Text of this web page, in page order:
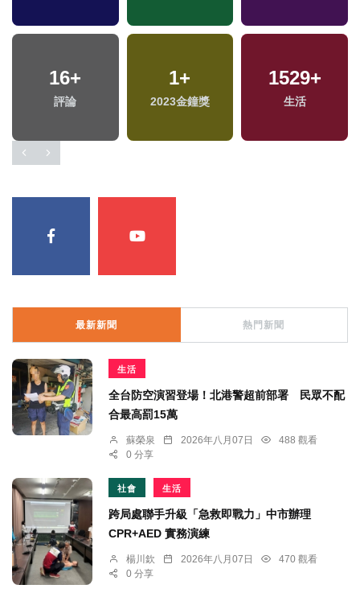
324+
熱門
384
旅遊
35+
兩岸道教文化交流專
最新新聞 熱門新聞
生活
全台防空演習登場！北港警超前部署 民眾不配
合最高罰15萬
蘇榮泉 2026年八月07日
488 觀看
0 分享
社會 生活
跨局處聯手升級「急救即戰力」中市辦理
CPR+AED 實務演練
楊川欽 2026年八月07日
470 觀看
0 分享